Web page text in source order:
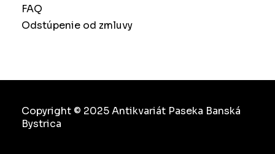
FAQ
Odstúpenie od zmluvy
Copyright © 2025 Antikvariát Paseka Banská
Bystrica